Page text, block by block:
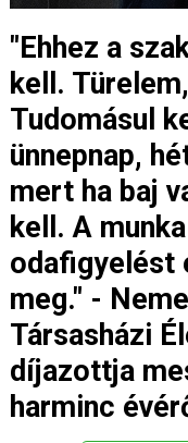
"Ehhez a
kell.
Tudomásul
ünnepnap,
mert ha baj
kell. A
odafigyelést
meg." -
Társasházi
díjazottja
harminc